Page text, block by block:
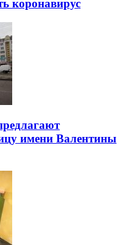
коронавирус
имени Валентины